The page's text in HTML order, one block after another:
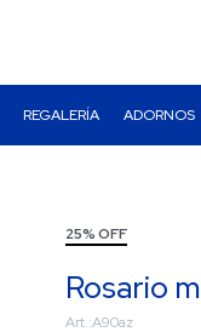
REGALERÍA ADORNOS
25% OFF
Rosario
A90az